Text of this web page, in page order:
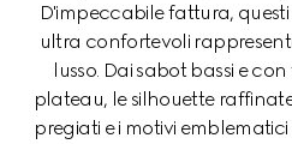
D'impeccabile fattura,
ultra confortevoli
lusso. Dai sabot bassi e
plateau, le silhouette
pregiati e i motivi